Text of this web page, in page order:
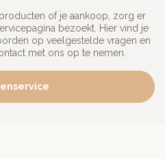
of je aankoop, zorg er
bezoekt. Hier vind je
op veelgestelde vragen en
met ons op te nemen.